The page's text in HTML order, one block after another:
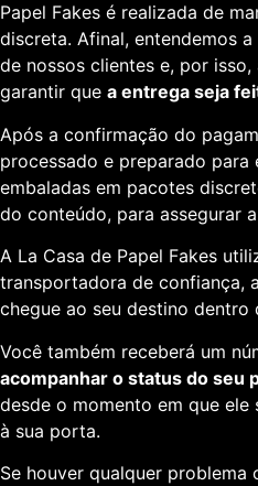
Papel Fakes é realizada de
discreta. Afinal, entendemos
de nossos clientes e, por
garantir que a entrega seja
Após a confirmação do
processado e preparado para
embaladas em pacotes
do conteúdo, para assegurar
A La Casa de Papel Fakes
transportadora de confiança,
chegue ao seu destino
Você também receberá um
acompanhar o status do seu
desde o momento em que
à sua porta.
Se houver qualquer